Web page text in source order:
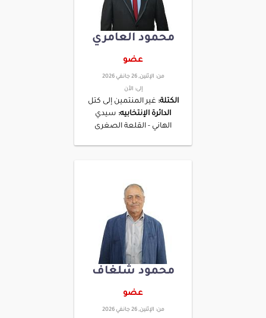
محمود العامري
عضو
من: الإثنين, 26 جانفي 2026
إلى: الأن
الكتلة: غير المنتمين إلى كتل
الدائرة الإنتخابيه: سيدي
الهاني - القلعة الصغرى
محمود شلغاف
عضو
من: الإثنين, 26 جانفي 2026